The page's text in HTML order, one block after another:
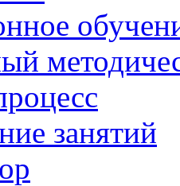
занятий